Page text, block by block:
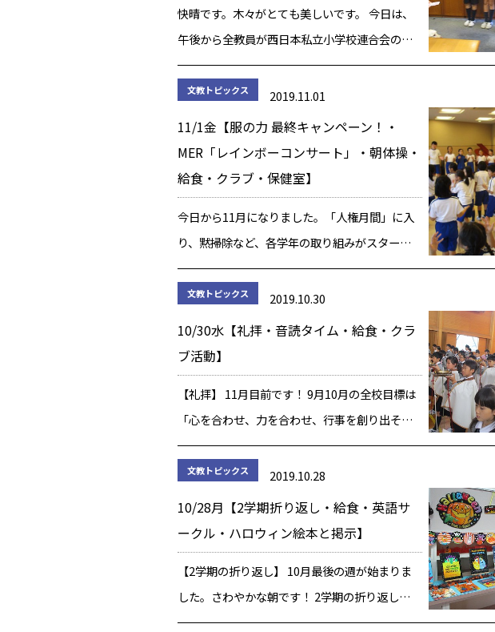
快晴です。木々がとても美しいです。 今日は、
午後から全教員が西日本私立小学校連合会の研
修会に参加する為、午前中だけの授業でした。
・・・・・・・・・・・・・・・・・・・・・・・・・・・・・
文教トピックス 2019.11.01
11/1金【服の力 最終キャンペーン！・
MER「レインボーコンサート」・朝体操・
給食・クラブ・保健室】
今日から11月になりました。「人権月間」に入
り、黙掃除など、各学年の取り組みがスタート
しました。学校目標は新たに「自分に問いかけ
よう！『きずついていませんか』『きずつけて
文教トピックス 2019.10.30
10/30水【礼拝・音読タイム・給食・クラ
ブ活動】
【礼拝】 11月目前です！ 9月10月の全校目標は
「心を合わせ、力を合わせ、行事を創り出そ
う！」です。文教キッズは頑張りました。 11月
からの目標は「自分に問いかけよう 傷ついて
文教トピックス 2019.10.28
10/28月【2学期折り返し・給食・英語サ
ークル・ハロウィン絵本と掲示】
【2学期の折り返し】 10月最後の週が始まりま
した。さわやかな朝です！ 2学期の折り返し地点
にさしかかった感じがします。 子ども達は、こ